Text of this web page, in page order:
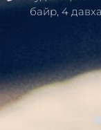
байр, 4